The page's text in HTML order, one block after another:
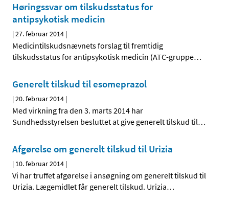
Høringssvar om tilskudsstatus for
antipsykotisk medicin
|27. februar 2014 |
Medicintilskudsnævnets forslag til fremtidig
tilskudsstatus for antipsykotisk medicin (ATC-gruppe…
Generelt tilskud til esomeprazol
|20. februar 2014 |
Med virkning fra den 3. marts 2014 har
Sundhedsstyrelsen besluttet at give generelt tilskud til…
Afgørelse om generelt tilskud til Urizia
| 10. februar 2014 |
Vi har truffet afgørelse i ansøgning om generelt tilskud til
Urizia. Lægemidlet får generelt tilskud. Urizia…